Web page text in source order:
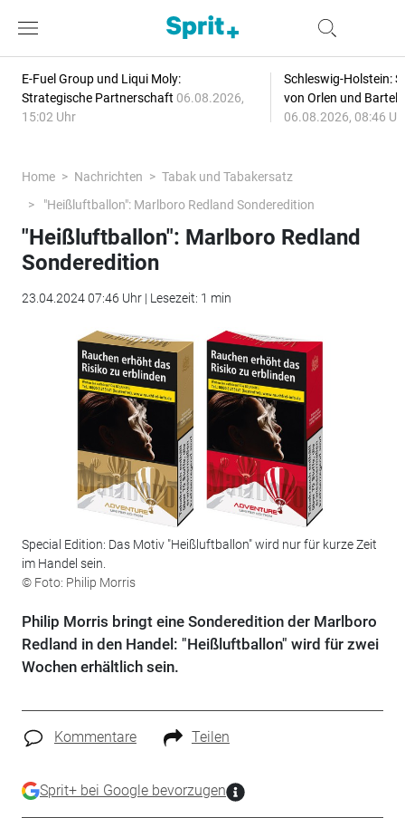
E-Fuel Group und Liqui Moly:
Strategische Partnerschaft 06.08.2026,
15:02 Uhr
Schleswig-Holstein:
von Orlen und
06.08.2026, 08:46
Home Nachrichten
Tabak und Tabakersatz
"Heißluftballon": Marlboro Redland Sonderedition
"Heißluftballon": Marlboro Redland
Sonderedition
23.04.2024 07:46 Uhr | Lesezeit: 1 min
Special Edition: Das Motiv "Heißluftballon" wird nur für kurze Zeit
im Handel sein.
© Foto: Philip Morris
Philip Morris bringt eine Sonderedition der Marlboro
Redland in den Handel: "Heißluftballon" wird für zwei
Wochen erhältlich sein.
Kommentare Teilen
Sprit+ bei Google bevorzugen